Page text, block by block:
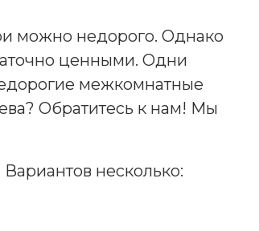
можно недорого. Однако
ценными. Одни
межкомнатные
Обратитесь к нам! Мы
несколько: